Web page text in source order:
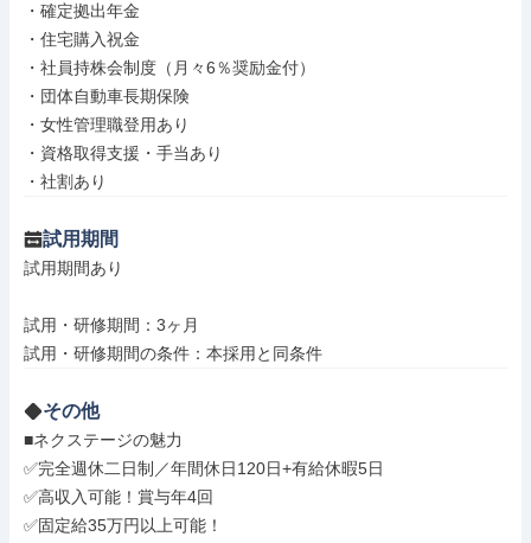
・確定拠出年金
・住宅購入祝金
・社員持株会制度（月々6％奨励金付）
・団体自動車長期保険
・女性管理職登用あり
・資格取得支援・手当あり
・社割あり
試用期間
試用期間あり
試用・研修期間：3ヶ月
その他
■ネクステージの魅力
✅完全週休二日制／年間休日120日+有給休暇5日
✅高収入可能！賞与年4回
✅固定給35万円以上可能！